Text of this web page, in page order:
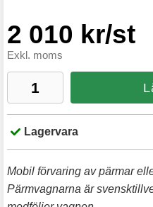
2 010 kr/st
Exkl. moms
Lagervara
Mobil förvaring av pärmar
Pärmvagnarna är